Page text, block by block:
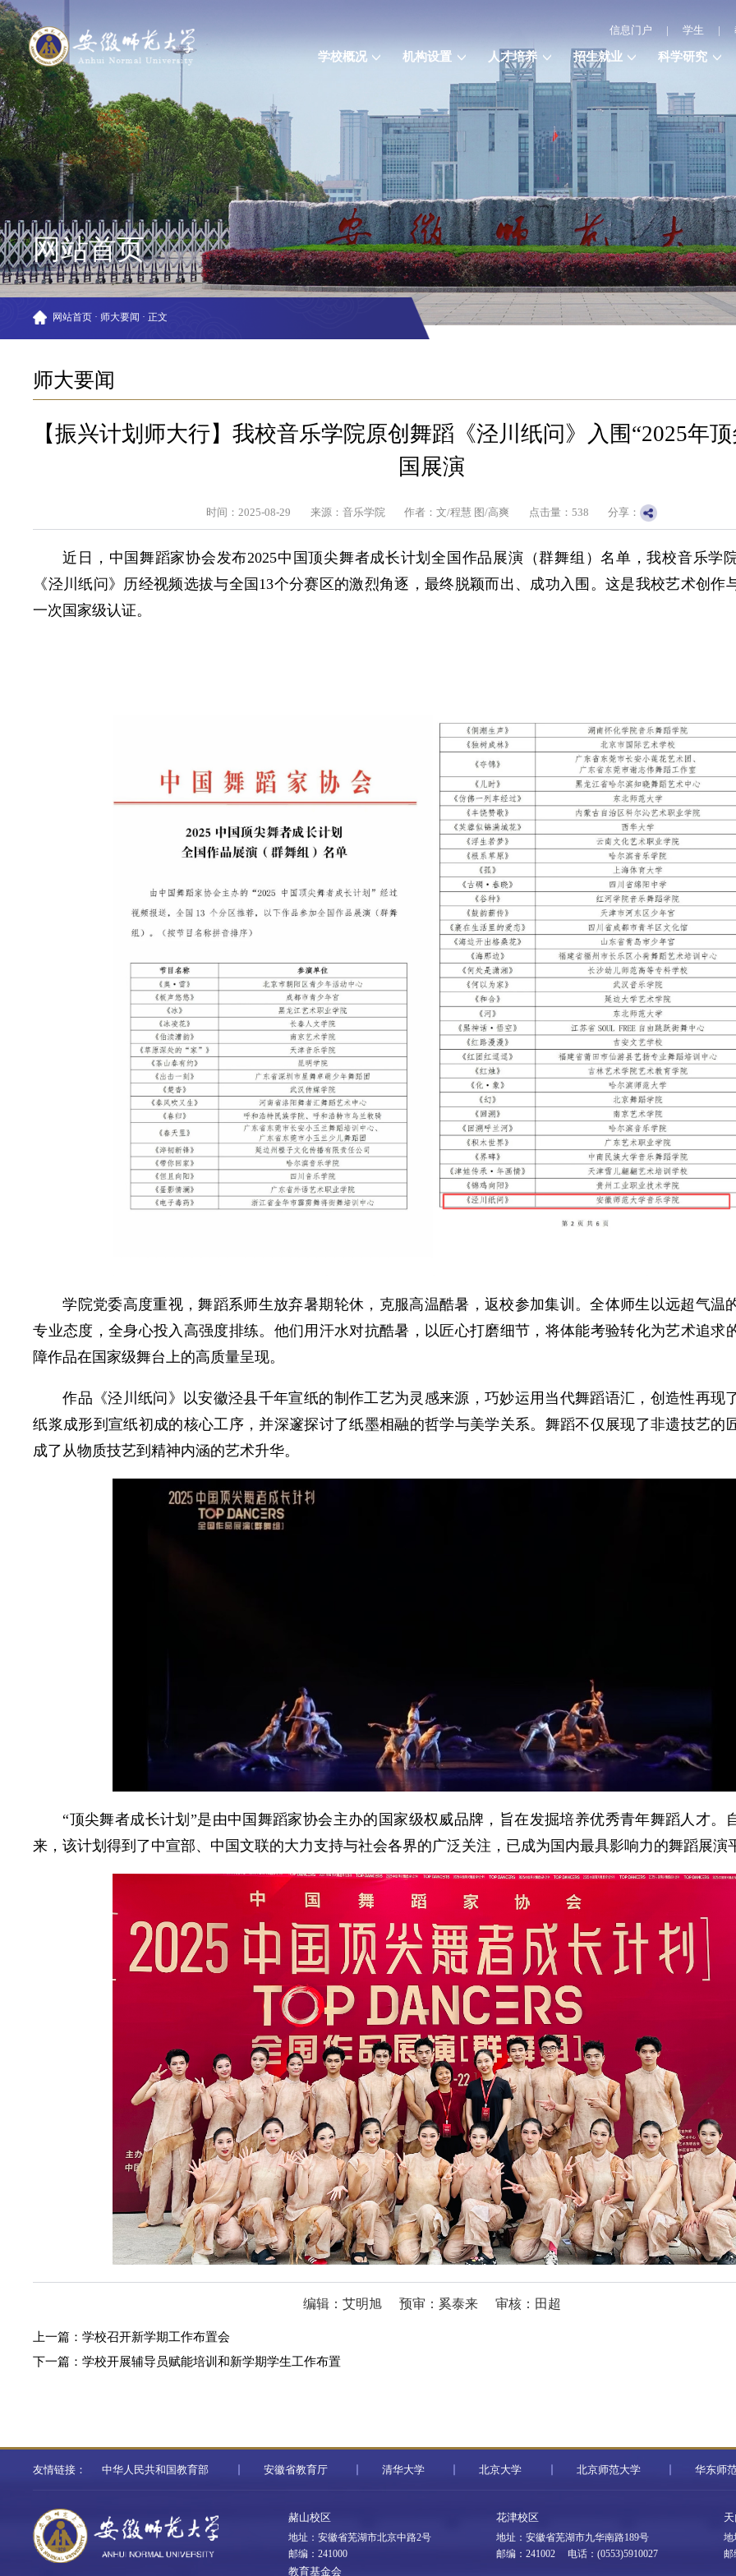
信息门户 | 学生 |
学校概况 机构设置 人才培养 招生就业 科学研究
网站首页
网站首页 · 师大要闻 · 正文
师大要闻
【振兴计划师大行】我校音乐学院原创舞蹈《泾川纸问》入围“2025年
国展演
时间：2025-08-29 来源：音乐学院 作者：文/程慧 图/高爽 点击量： 538 分享：
近日，中国舞蹈家协会发布2025中国顶尖舞者成长计划全国作品展演（群舞组）名单，我校音乐学
《泾川纸问》历经视频选拔与全国13个分赛区的激烈角逐，最终脱颖而出、成功入围。这是我校艺术创作
一次国家级认证。
学院党委高度重视，舞蹈系师生放弃暑期轮休，克服高温酷暑，返校参加集训。全体师生以远超气温
专业态度，全身心投入高强度排练。他们用汗水对抗酷暑，以匠心打磨细节，将体能考验转化为艺术追求
障作品在国家级舞台上的高质量呈现。
作品《泾川纸问》以安徽泾县千年宣纸的制作工艺为灵感来源，巧妙运用当代舞蹈语汇，创造性再现
纸浆成形到宣纸初成的核心工序，并深邃探讨了纸墨相融的哲学与美学关系。舞蹈不仅展现了非遗技艺的
成了从物质技艺到精神内涵的艺术升华。
“顶尖舞者成长计划”是由中国舞蹈家协会主办的国家级权威品牌，旨在发掘培养优秀青年舞蹈人才。
来，该计划得到了中宣部、中国文联的大力支持与社会各界的广泛关注，已成为国内最具影响力的舞蹈展演
编辑：艾明旭 预审：奚泰来 审核：田超
上一篇：学校召开新学期工作布置会
下一篇：学校开展辅导员赋能培训和新学期学生工作布置
友情链接： 中华人民共和国教育部 安徽省教育厅 清华大学 北京大学 北京师范大学 华东师
赭山校区
地址：安徽省芜湖市北京中路2号
邮编：241000
花津校区
地址：安徽省芜湖市九华南路189号
邮编：241002 电话：(0553)5910027
地
邮
教育基金会